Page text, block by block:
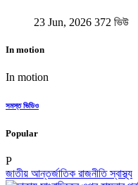
23 Jun, 2026 372 ভিউ
In motion
In motion
সমস্ত ভিডিও
Popular
P
জাতীয় আন্তর্জাতিক রাজনীতিস্বাস্থ্য